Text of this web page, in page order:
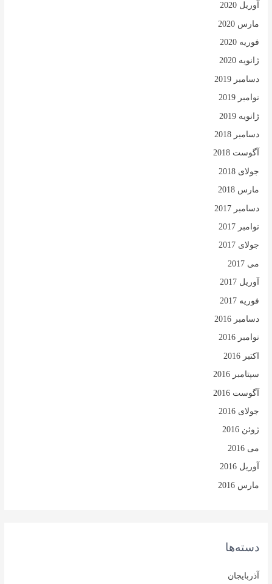
آوریل 2020
مارس 2020
فوریه 2020
ژانویه 2020
دسامبر 2019
نوامبر 2019
ژانویه 2019
دسامبر 2018
آگوست 2018
جولای 2018
مارس 2018
دسامبر 2017
نوامبر 2017
جولای 2017
می 2017
آوریل 2017
فوریه 2017
دسامبر 2016
نوامبر 2016
اکتبر 2016
سپتامبر 2016
آگوست 2016
جولای 2016
ژوئن 2016
می 2016
آوریل 2016
مارس 2016
دسته‌ها
آذربایجان